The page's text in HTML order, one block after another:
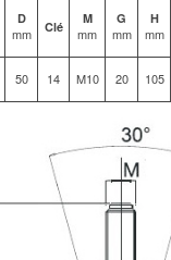
D
mm Clé
M
mm
G
mm
H
mm
50 14 M10 20 105